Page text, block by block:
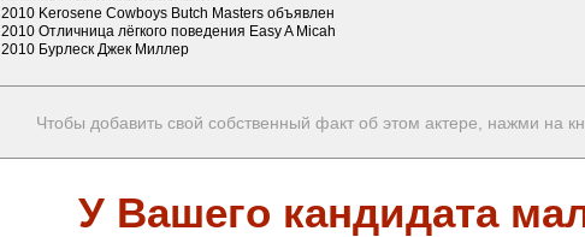
2010 Kerosene Cowboys Butch Masters объявлен
2010 Отличница лёгкого поведения Easy A Micah
2010 Бурлеск Джек Миллер
Чтобы добавить свой собственный факт об этом актере, нажми на
У Вашего кандидата